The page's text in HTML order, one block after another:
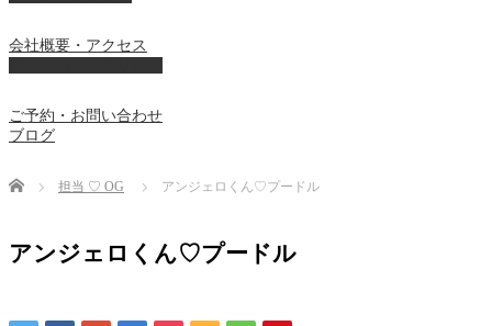
会社概要・アクセス
ご予約・お問い合わせ
ブログ
Home 担当 ♡ OG アンジェロくん♡プードル
アンジェロくん♡プードル